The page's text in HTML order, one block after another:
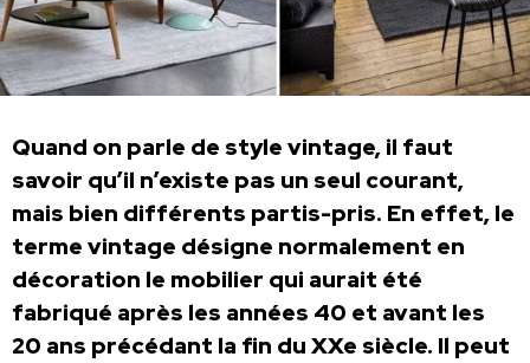
Quand on parle de style vintage, il faut
savoir qu’il n’existe pas un seul courant,
mais bien différents partis-pris. En effet, le
terme vintage désigne normalement en
décoration le mobilier qui aurait été
fabriqué après les années 40 et avant les
20 ans précédant la fin du XXe siècle. Il peut